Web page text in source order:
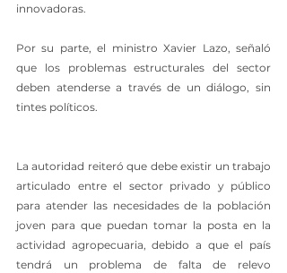
innovadoras.
Por su parte, el ministro Xavier Lazo, señaló
que los problemas estructurales del sector
deben atenderse a través de un diálogo, sin
tintes políticos.
La autoridad reiteró que debe existir un trabajo
articulado entre el sector privado y público
para atender las necesidades de la población
joven para que puedan tomar la posta en la
actividad agropecuaria, debido a que el país
tendrá un problema de falta de relevo